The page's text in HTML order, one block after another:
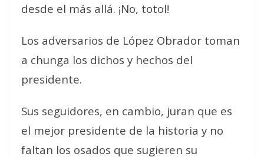
desde el más allá. ¡No, totol!
Los adversarios de López Obrador toman
a chunga los dichos y hechos del
presidente.
Sus seguidores, en cambio, juran que es
el mejor presidente de la historia y no
faltan los osados que sugieren su